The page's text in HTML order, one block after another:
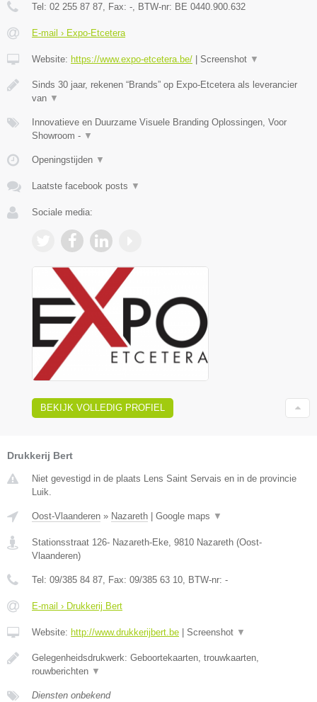
Tel: 02 255 87 87 , Fax: - , BTW-nr: BE 0440.900.632
E-mail › Expo-Etcetera
Website: https://www.expo-etcetera.be/ | Screenshot ▼
Sinds 30 jaar, rekenen “Brands” op Expo-Etcetera als leverancier
van ▼
Innovatieve en Duurzame Visuele Branding Oplossingen, Voor
Showroom - ▼
Openingstijden ▼
Laatste facebook posts ▼
Sociale media:
BEKIJK VOLLEDIG PROFIEL
Drukkerij Bert
Niet gevestigd in de plaats Lens Saint Servais en in de provincie
Luik.
Oost-Vlaanderen » Nazareth Google maps ▼
Stationsstraat 126- Nazareth-Eke, 9810 Nazareth (Oost-
Vlaanderen)
Tel: 09/385 84 87, Fax: 09/385 63 10, BTW-nr: -
E-mail › Drukkerij Bert
Website: http://www.drukkerijbert.be Screenshot ▼
Gelegenheidsdrukwerk: Geboortekaarten, trouwkaarten,
rouwberichten ▼
Diensten onbekend